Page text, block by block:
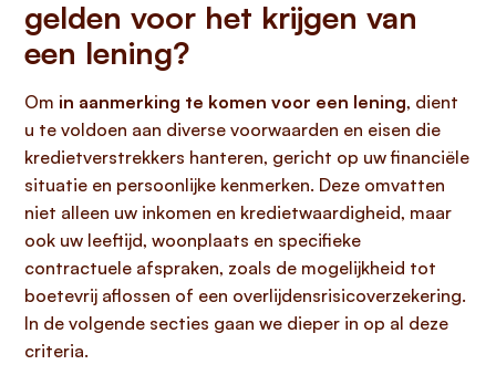
gelden voor het krijgen van
een lening?
Om in aanmerking te komen voor een lening, dient
u te voldoen aan diverse voorwaarden en eisen die
kredietverstrekkers hanteren, gericht op uw financiële
situatie en persoonlijke kenmerken. Deze omvatten
niet alleen uw inkomen en kredietwaardigheid, maar
ook uw leeftijd, woonplaats en specifieke
contractuele afspraken, zoals de mogelijkheid tot
boetevrij aflossen of een overlijdensrisicoverzekering.
In de volgende secties gaan we dieper in op al deze
criteria.